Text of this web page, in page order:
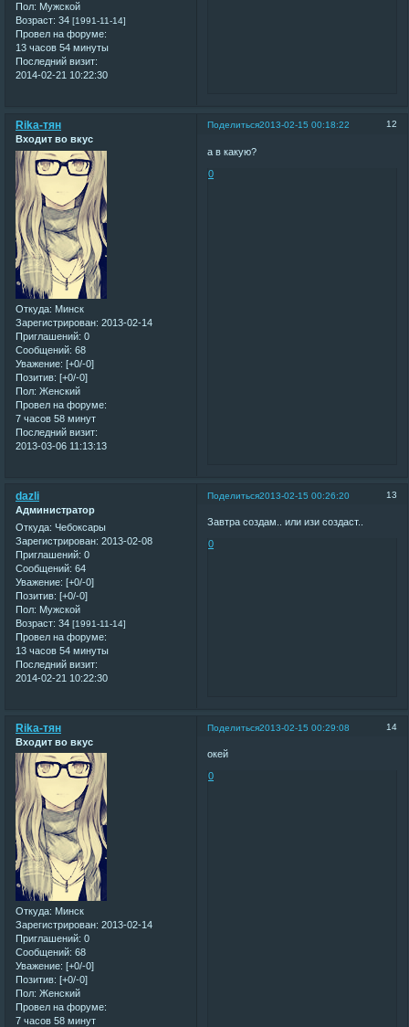
Пол: Мужской
Возраст: 34 [1991-11-14]
Провел на форуме:
13 часов 54 минуты
Последний визит:
2014-02-21 10:22:30
Поделиться 12
2013-02-15 00:18:22
Rika-тян
Входит во вкус
Откуда: Минск
Зарегистрирован: 2013-02-14
Приглашений: 0
Сообщений: 68
Уважение: [+0/-0]
Позитив: [+0/-0]
Пол: Женский
Провел на форуме:
7 часов 58 минут
Последний визит:
2013-03-06 11:13:13
а в какую?
0
Поделиться 13
2013-02-15 00:26:20
dazli
Администратор
Откуда: Чебоксары
Зарегистрирован: 2013-02-08
Приглашений: 0
Сообщений: 64
Уважение: [+0/-0]
Позитив: [+0/-0]
Пол: Мужской
Возраст: 34 [1991-11-14]
Провел на форуме:
13 часов 54 минуты
Последний визит:
2014-02-21 10:22:30
Завтра создам.. или изи создаст..
0
Поделиться 14
2013-02-15 00:29:08
Rika-тян
Входит во вкус
Откуда: Минск
Зарегистрирован: 2013-02-14
Приглашений: 0
Сообщений: 68
Уважение: [+0/-0]
Позитив: [+0/-0]
Пол: Женский
Провел на форуме:
7 часов 58 минут
окей
0